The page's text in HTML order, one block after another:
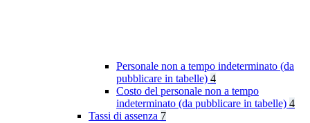
Personale non a tempo indeterminato (da
pubblicare in tabelle) 4
Costo del personale non a tempo
indeterminato (da pubblicare in tabelle) 4
Tassi di assenza 7